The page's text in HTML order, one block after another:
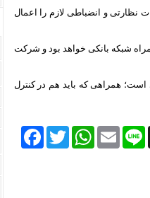
و انضباطی لازم را اعمال
شبکه بانکی خواهد بود و شرکت
است؛ همراهی‌ که باید هم در کنترل
Facebook TwitterWhatsApp Email Line